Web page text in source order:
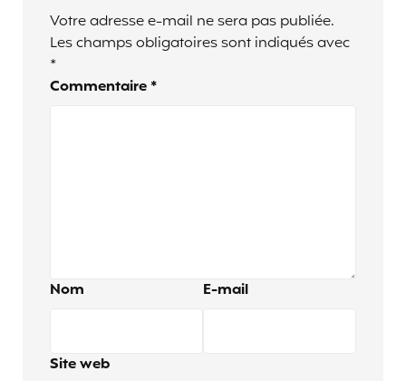
Votre adresse e-mail ne sera pas publiée.
Les champs obligatoires sont indiqués avec
*
Commentaire *
Nom E-mail
Site web